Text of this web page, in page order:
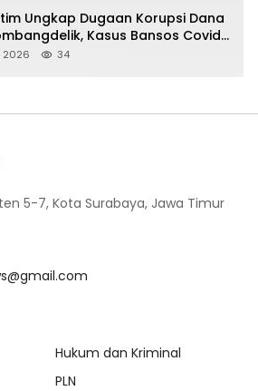
Ungkap Dugaan Korupsi Dana
Kasus Bansos Covid-
Mebelair Segera
2026 34
5-7, Kota Surabaya, Jawa Timur
Hukum dan Kriminal
PLN